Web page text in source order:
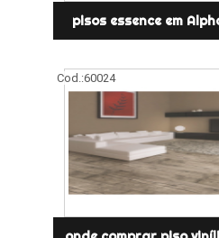
pisos essence em
Cod.:60024